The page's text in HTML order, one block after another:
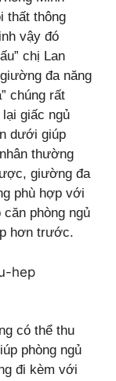
thất thông
vậy đó
chị Lan
đa năng
chúng rất
giấc ngủ
dưới giúp
thường
giường đa
phù hợp với
phòng ngủ
hơn trước.
có thể thu
phòng ngủ
đi kèm với